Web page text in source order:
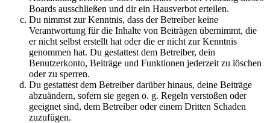
Boards ausschließen und dir ein Hausverbot erteilen.
Du nimmst zur Kenntnis, dass der Betreiber keine
Verantwortung für die Inhalte von Beiträgen übernimmt, die
er nicht selbst erstellt hat oder die er nicht zur Kenntnis
genommen hat. Du gestattest dem Betreiber, dein
Benutzerkonto, Beiträge und Funktionen jederzeit zu löschen
oder zu sperren.
Du gestattest dem Betreiber darüber hinaus, deine Beiträge
abzuändern, sofern sie gegen o. g. Regeln verstoßen oder
geeignet sind, dem Betreiber oder einem Dritten Schaden
zuzufügen.